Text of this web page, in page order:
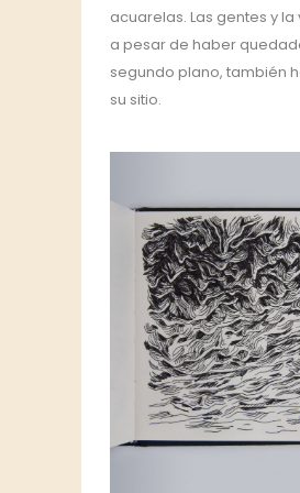
acuarelas. Las gentes y la
a pesar de haber
segundo plano, también
su sitio.